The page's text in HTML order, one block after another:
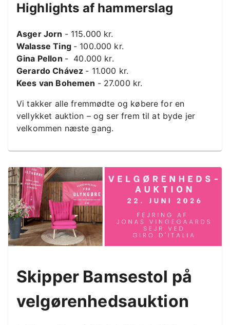
Highlights af hammerslag
Asger Jorn - 115.000 kr.
Walasse Ting - 100.000 kr.
Gina Pellon - 40.000 kr.
Gerardo Chávez - 11.000 kr.
Kees van Bohemen - 27.000 kr.
Vi takker alle fremmødte og købere for en
vellykket auktion – og ser frem til at byde jer
velkommen næste gang.
Skipper Bamsestol på
velgørenhedsauktion